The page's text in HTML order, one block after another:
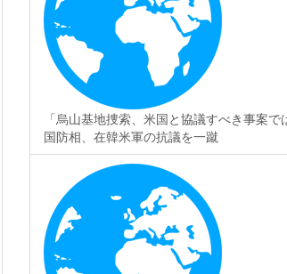
「烏山基地捜索、米国と協議すべき事案
国防相、在韓米軍の抗議を一蹴